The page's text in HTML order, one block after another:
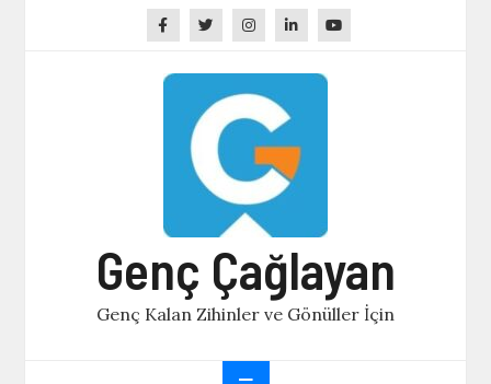
Genç Çağlayan
Genç Kalan Zihinler ve Gönüller İçin